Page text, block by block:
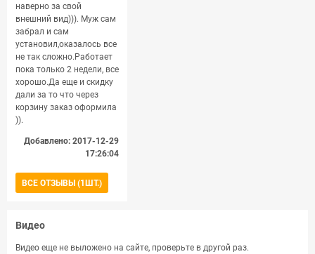
наверно за свой
внешний вид))). Муж сам
забрал и сам
установил,оказалось все
не так сложно.Работает
пока только 2 недели, все
хорошо.Да еще и скидку
дали за то что через
корзину заказ оформила
)).
Добавлено: 2017-12-29
17:26:04
ВСЕ ОТЗЫВЫ (1ШТ.)
Видео
Видео еще не выложено на сайте, проверьте в другой раз.